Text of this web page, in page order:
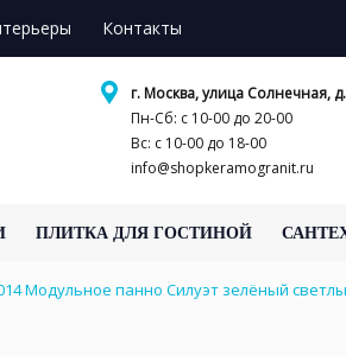
Контакты
г. Москва, улица Солнечная,
Пн-Сб: с 10-00 до 20-00
Вс: с 10-00 до 18-00
info@shopkeramogranit.ru
ПЛИТКА ДЛЯ ГОСТИНОЙ
Модульное панно Силуэт зелёный